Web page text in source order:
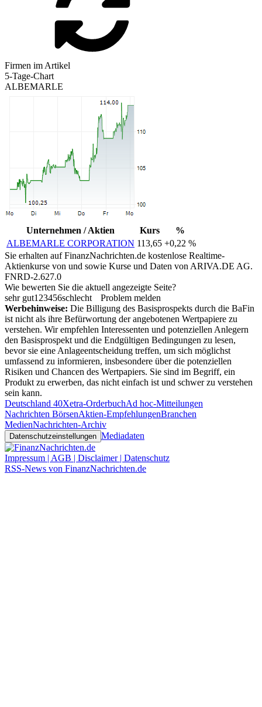
Firmen im Artikel
5-Tage-Chart
ALBEMARLE
Unternehmen / Aktien Kurs
%
ALBEMARLE CORPORATION 113,65 +0,22 %
Sie erhalten auf FinanzNachrichten.de kostenlose Realtime-
Aktienkurse von und sowie Kurse und Daten von ARIVA.DE AG.
FNRD-2.627.0
Wie bewerten Sie die aktuell angezeigte Seite?
sehr gut1 23456schlecht
Problem melden
Werbehinweise: Die Billigung des Basisprospekts durch die BaFin
ist nicht als ihre Befürwortung der angebotenen Wertpapiere zu
verstehen. Wir empfehlen Interessenten und potenziellen Anlegern
den Basisprospekt und die Endgültigen Bedingungen zu lesen,
bevor sie eine Anlageentscheidung treffen, um sich möglichst
umfassend zu informieren, insbesondere über die potenziellen
Risiken und Chancen des Wertpapiers. Sie sind im Begriff, ein
Produkt zu erwerben, das nicht einfach ist und schwer zu verstehen
sein kann.
Deutschland 40Xetra-OrderbuchAd hoc-Mitteilungen
Nachrichten BörsenAktien-EmpfehlungenBranchen
MedienNachrichten-Archiv
Datenschutzeinstellungen Mediadaten
Impressum | AGB | Disclaimer | Datenschutz
RSS-News von FinanzNachrichten.de